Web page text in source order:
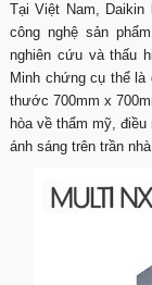
Tại Việt Nam,
công nghệ sản
nghiên cứu và thấu
Minh chứng cụ thể là
thước 700mm x
hòa về thẩm mỹ,
ánh sáng trên trần